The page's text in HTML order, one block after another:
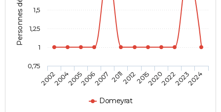
Domeyrat
20022004200520062007 2011201220152020202220232024
0,75
1
1,25
1,5